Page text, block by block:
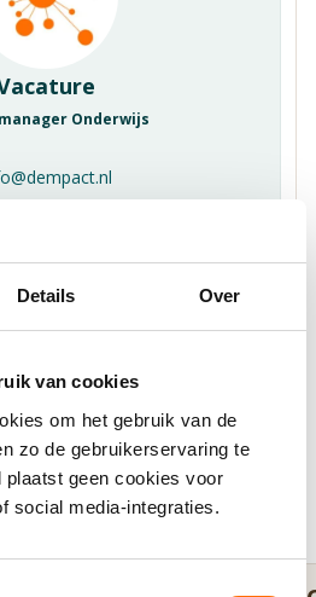
Details Over
van cookies
om het gebruik van de
zo de gebruikerservaring te
geen cookies voor
social media-integraties.
Onderwijs
jou